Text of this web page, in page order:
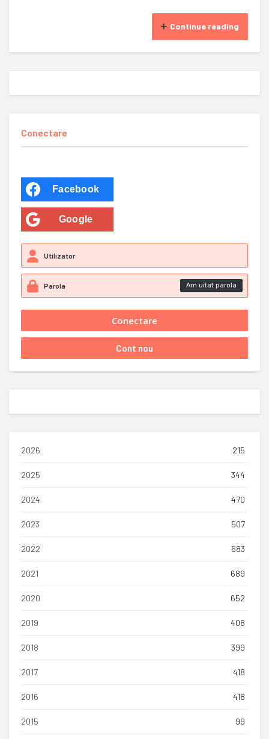
Continue reading
Conectare
Facebook
Google
Am uitat parola
2026 215
2025 344
2024 470
2023 507
2022 583
2021 689
2020 652
2019 408
2018 399
2017 418
2016 418
2015 99